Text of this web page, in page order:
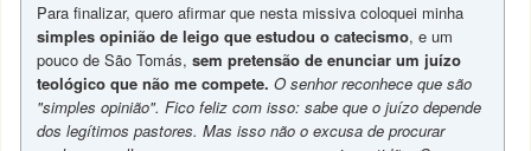
Para finalizar, quero afirmar que nesta missiva coloquei minha
simples opinião de leigo que estudou o catecismo, e um
pouco de São Tomás,sem pretensão de enunciar um juízo
teológico que não me compete.O senhor reconhece que são
"simples opinião". Fico feliz com isso: sabe que o juízo depende
dos legítimos pastores. Mas isso não o excusa de procurar